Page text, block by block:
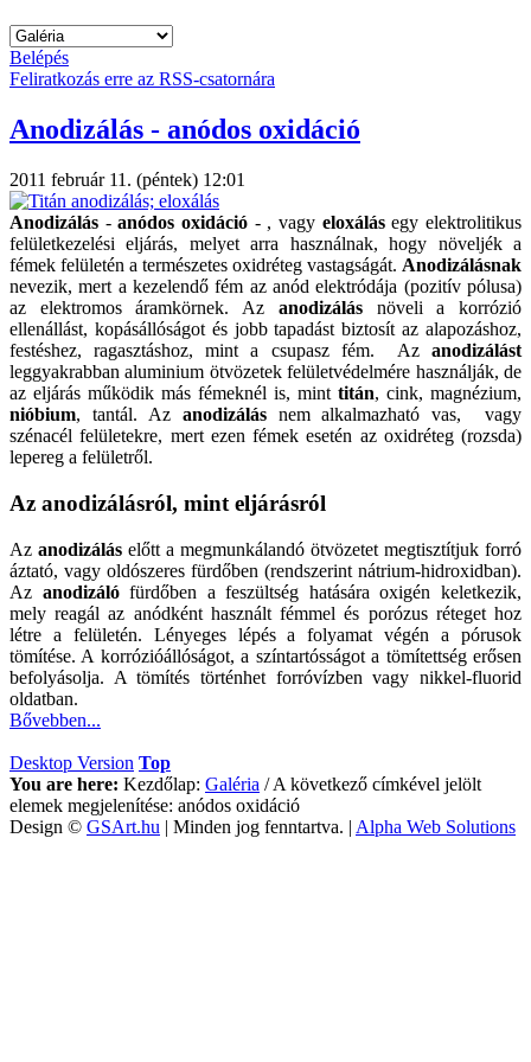
Belépés
Feliratkozás erre az RSS-csatornára
Anodizálás - anódos oxidáció
2011 február 11. (péntek) 12:01
Anodizálás -anódos oxidáció - , vagy eloxálásegy elektrolitikus
felületkezelési eljárás, melyet arra használnak, hogy növeljék a
fémek felületén a természetes oxidréteg vastagságát. Anodizálásnak
nevezik, mert a kezelendő fém az anód elektródája (pozitív pólusa)
az elektromos áramkörnek. Az anodizálásnöveli a korrózió
ellenállást, kopásállóságot és jobb tapadást biztosít az alapozáshoz,
festéshez, ragasztáshoz, mint a csupasz fém. Az anodizálást
leggyakrabban aluminium ötvözetek felületvédelmére használják, de
az eljárás működik más fémeknél is, mint titán, cink, magnézium,
nióbium, tantál. Az anodizálásnem alkalmazható vas, vagy
szénacél felületekre, mert ezen fémek esetén az oxidréteg (rozsda)
lepereg a felületről.
Az anodizálásról, mint eljárásról
Az anodizálás előtt a megmunkálandó ötvözetet megtisztítjuk forró
áztató, vagy oldószeres fürdőben (rendszerint nátrium-hidroxidban).
Az anodizálófürdőben a feszültség hatására oxigén keletkezik,
mely reagál az anódként használt fémmel és porózus réteget hoz
létre a felületén. Lényeges lépés a folyamat végén a pórusok
tömítése. A korrózióállóságot, a színtartósságot a tömítettség erősen
befolyásolja. A tömítés történhet forróvízben vagy nikkel-fluorid
oldatban.
Bővebben...
Desktop Version Top
You are here: Kezdőlap: Galéria /A következő címkével jelölt
elemek megjelenítése: anódos oxidáció
Design © GSArt.hu | Minden jog fenntartva. | Alpha Web Solutions